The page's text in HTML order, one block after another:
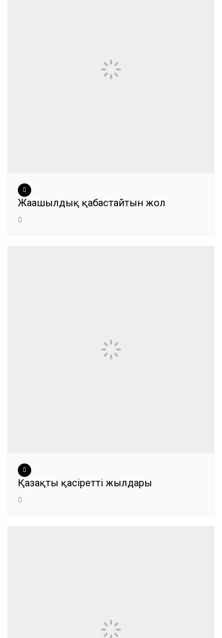
Жаңашылдық қабастайтын жол
Қазақтың қасіретті жылдары